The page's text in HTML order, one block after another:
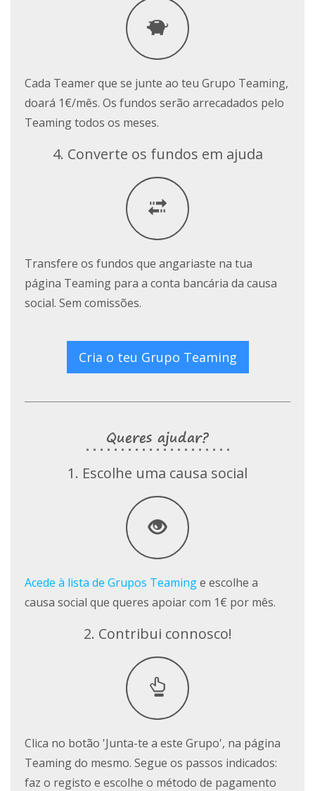
Cada Teamer que se junte ao teu Grupo Teaming,
doará 1€/mês. Os fundos serão arrecadados pelo
Teaming todos os meses.
4. Converte os fundos em ajuda
Transfere os fundos que angariaste na tua
página Teaming para a conta bancária da causa
social. Sem comissões.
Cria o teu Grupo Teaming
Queres ajudar?
1. Escolhe uma causa social
Acede à lista de Grupos Teaminge escolhe a
causa social que queres apoiar com 1€ por mês.
2. Contribui connosco!
Clica no botão 'Junta-te a este Grupo', na página
Teaming do mesmo. Segue os passos indicados:
faz o registo e escolhe o método de pagamento